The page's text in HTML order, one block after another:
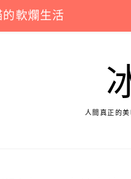
軟爛生活
人間真正的